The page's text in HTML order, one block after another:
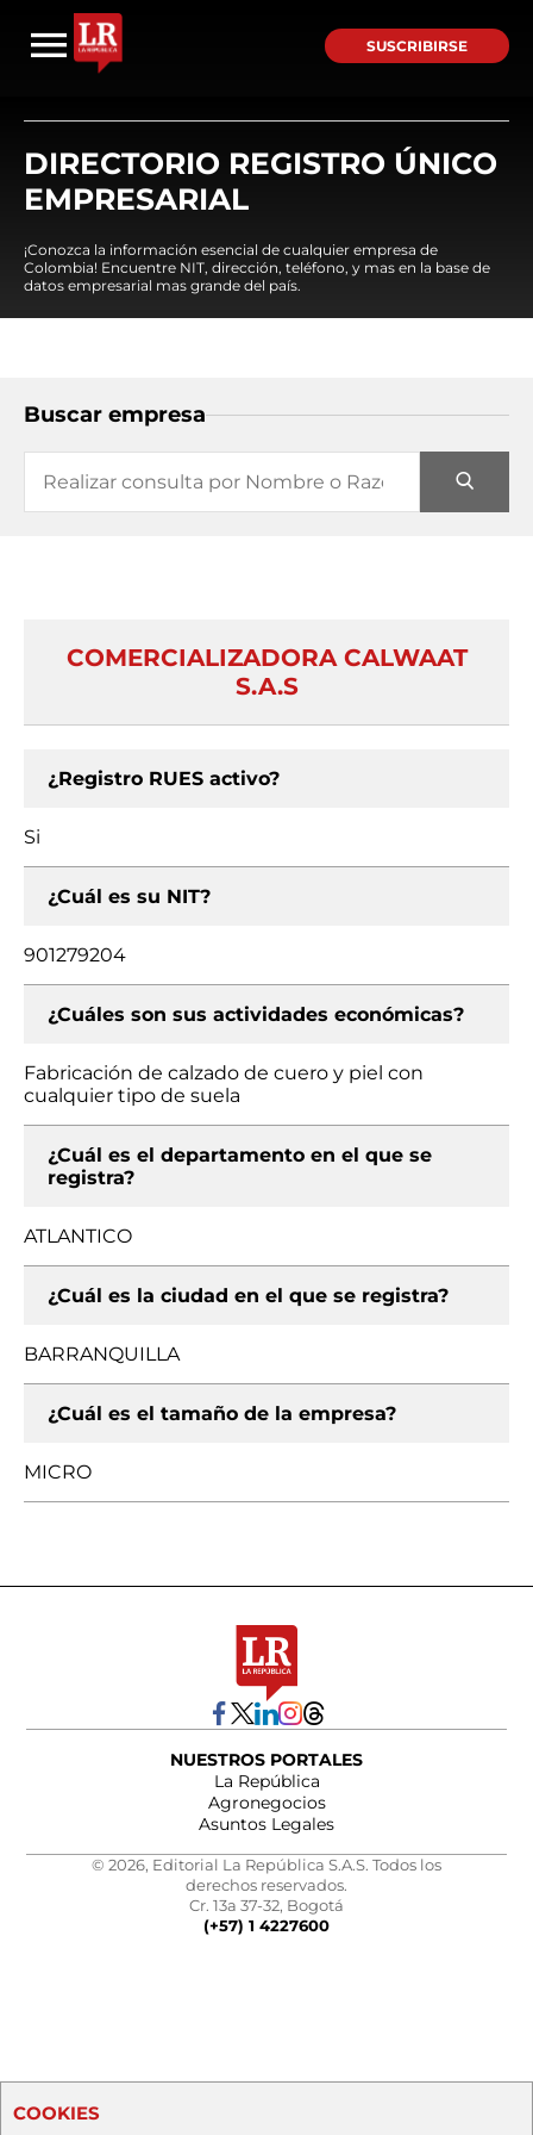
SUSCRIBIRSE
DIRECTORIO REGISTRO ÚNICO
EMPRESARIAL
¡Conozca la información esencial de cualquier empresa de
Colombia! Encuentre NIT, dirección, teléfono, y mas en la base de
datos empresarial mas grande del país.
Buscar empresa
COMERCIALIZADORA CALWAAT
S.A.S
¿Registro RUES activo?
Si
¿Cuál es su NIT?
901279204
¿Cuáles son sus actividades económicas?
Fabricación de calzado de cuero y piel con
cualquier tipo de suela
¿Cuál es el departamento en el que se
registra?
ATLANTICO
¿Cuál es la ciudad en el que se registra?
BARRANQUILLA
¿Cuál es el tamaño de la empresa?
MICRO
NUESTROS PORTALES
La República
Agronegocios
Asuntos Legales
© 2026, Editorial La República S.A.S. Todos los
derechos reservados.
Cr. 13a 37-32, Bogotá
(+57) 1 4227600
COOKIES